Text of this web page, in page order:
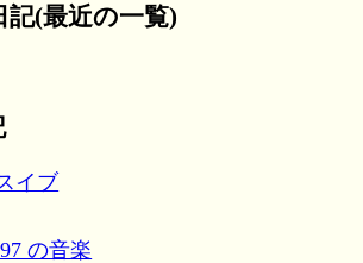
記(最近の一覧)
イブ
の音楽